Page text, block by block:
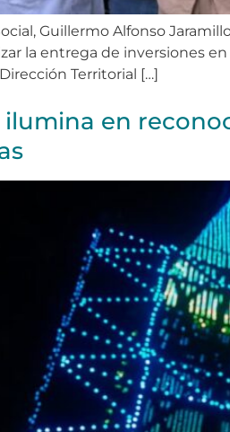
Guillermo Alfonso
la entrega de inversiones
Territorial […]
ilumina en